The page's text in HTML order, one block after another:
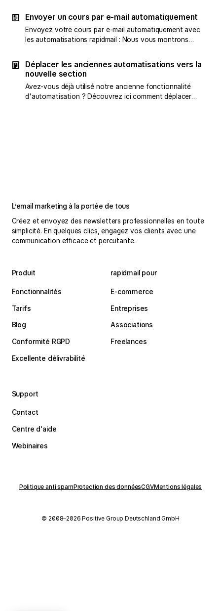
Envoyer un cours par e-mail automatiquement
Envoyez votre cours par e-mail automatiquement avec
les automatisations rapidmail : Nous vous montrons
Déplacer les anciennes automatisations vers la
nouvelle section
Avez-vous déjà utilisé notre ancienne fonctionnalité
d'automatisation ? Découvrez ici comment déplacer
L’email marketing à la portée de tous
Créez et envoyez des newsletters professionnelles en toute
simplicité. En quelques clics, engagez vos clients avec une
communication efficace et percutante.
Produit
Fonctionnalités
Tarifs
Blog
Conformité RGPD
Excellente délivrabilité
rapidmail pour
E-commerce
Entreprises
Associations
Freelances
Support
Contact
Centre d'aide
Webinaires
Politique anti spam Protection des donnéesCGVMentions légales
© 2008–2026 Positive Group Deutschland GmbH